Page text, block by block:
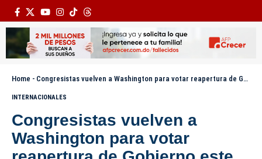
Home - Congresistas vuelven a Washington para votar reapertura de Gobierno este miércoles
INTERNACIONALES
Congresistas vuelven a
Washington para votar